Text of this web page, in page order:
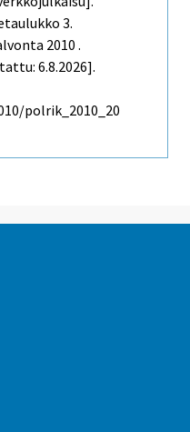
3.
2010 .
6.8.2026].
polrik_2010_20